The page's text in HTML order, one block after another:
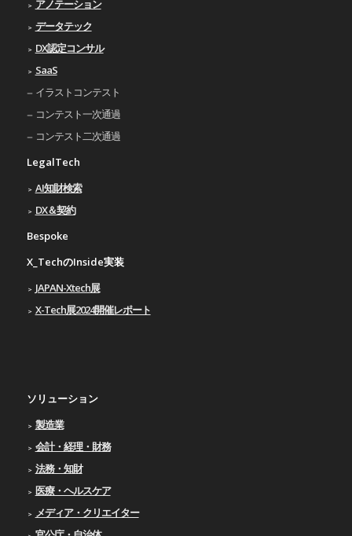
アノテーション
データテック
DX認定コンサル
SaaS
イラストコンテスト
コンテスト一次通過
コンテスト二次通過
LegalTech
AI知財検索
DX＆契約
Bespoke
X_TechのInside実装
JAPAN-Xtech展
X-Tech展2024開催レポート
ソリューション
製造業
会計・経理・財務
法務・知財
医療・ヘルスケア
メディア・クリエイター